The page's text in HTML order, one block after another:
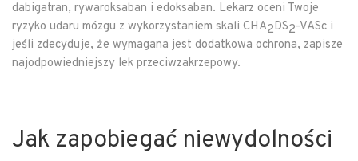
dabigatran, rywaroksaban i edoksaban. Lekarz oceni Twoje
ryzyko udaru mózgu z wykorzystaniem skali CHA2DS2-VASc i
jeśli zdecyduje, że wymagana jest dodatkowa ochrona, zapisze
najodpowiedniejszy lek przeciwzakrzepowy.
Jak zapobiegać niewydolności